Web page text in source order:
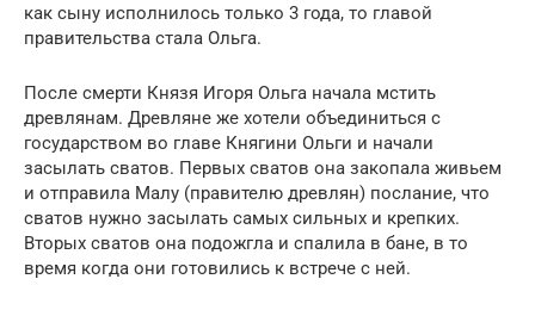
как сыну исполнилось только 3 года, то главой
правительства стала Ольга.
После смерти Князя Игоря Ольга начала мстить
древлянам. Древляне же хотели объединиться с
государством во главе Княгини Ольги и начали
засылать сватов. Первых сватов она закопала живьем
и отправила Малу (правителю древлян) послание, что
сватов нужно засылать самых сильных и крепких.
Вторых сватов она подожгла и спалила в бане, в то
время когда они готовились к встрече с ней.